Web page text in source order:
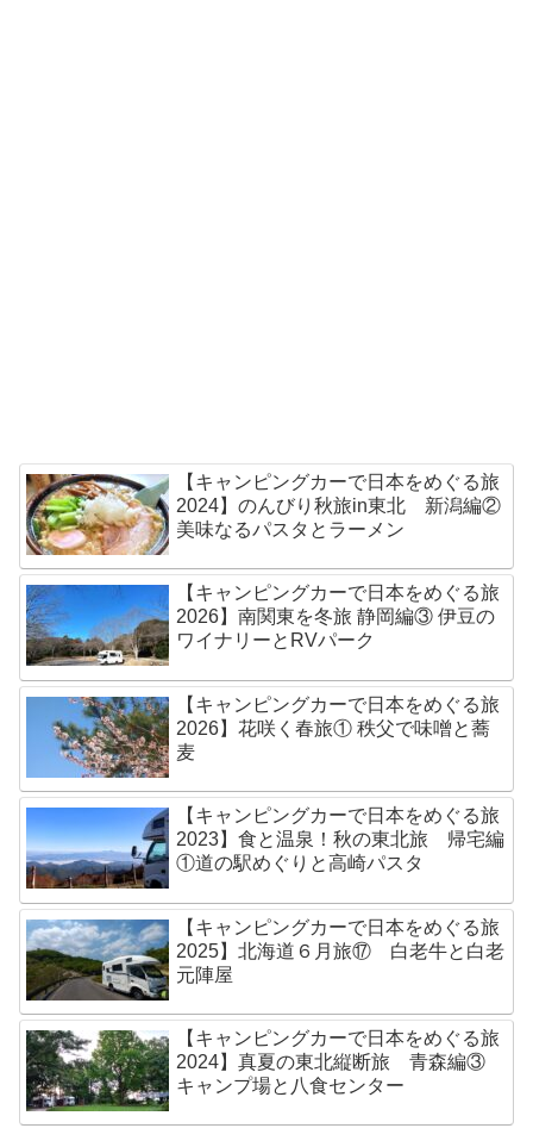
【キャンピングカーで日本をめぐる旅
2024】のんびり秋旅in東北 新潟編②
美味なるパスタとラーメン
【キャンピングカーで日本をめぐる旅
2026】南関東を冬旅 静岡編③ 伊豆の
ワイナリーとRVパーク
【キャンピングカーで日本をめぐる旅
2026】花咲く春旅① 秩父で味噌と蕎
麦
【キャンピングカーで日本をめぐる旅
2023】食と温泉！秋の東北旅 帰宅編
①道の駅めぐりと高崎パスタ
【キャンピングカーで日本をめぐる旅
2025】北海道６月旅⑰ 白老牛と白老
元陣屋
【キャンピングカーで日本をめぐる旅
2024】真夏の東北縦断旅 青森編③
キャンプ場と八食センター